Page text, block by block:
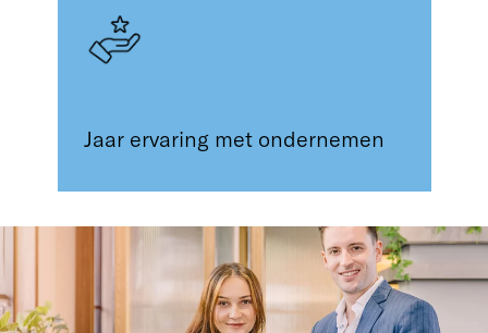
Jaar ervaring met ondernemen